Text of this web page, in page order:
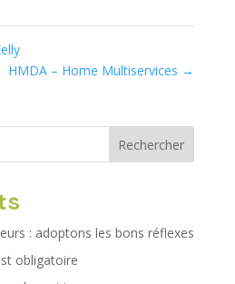
HMDA – Home Multiservices →
Rechercher
: adoptons les bons réflexes
obligatoire